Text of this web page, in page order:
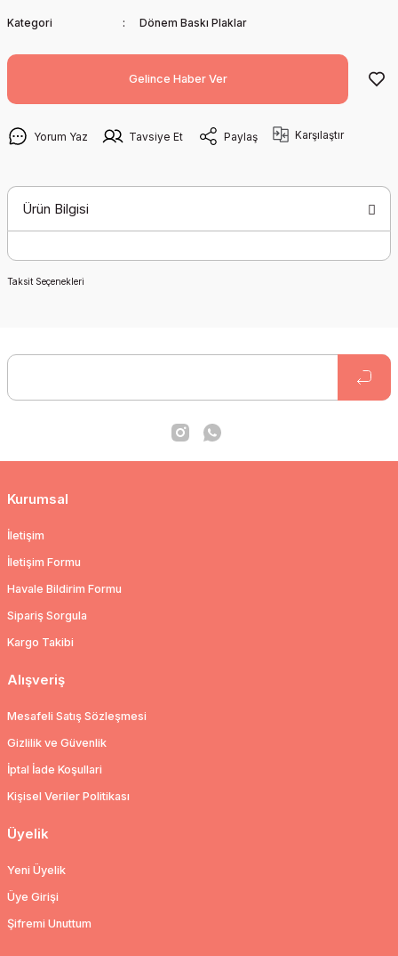
Kategori Dönem Baskı Plaklar
Gelince Haber Ver
Yorum Yaz Tavsiye Et Paylaş Karşılaştır
Ürün Bilgisi
Taksit Seçenekleri
Kurumsal
İletişim
İletişim Formu
Havale Bildirim Formu
Sipariş Sorgula
Kargo Takibi
Alışveriş
Mesafeli Satış Sözleşmesi
Gizlilik ve Güvenlik
İptal İade Koşullari
Kişisel Veriler Politikası
Üyelik
Yeni Üyelik
Üye Girişi
Şifremi Unuttum